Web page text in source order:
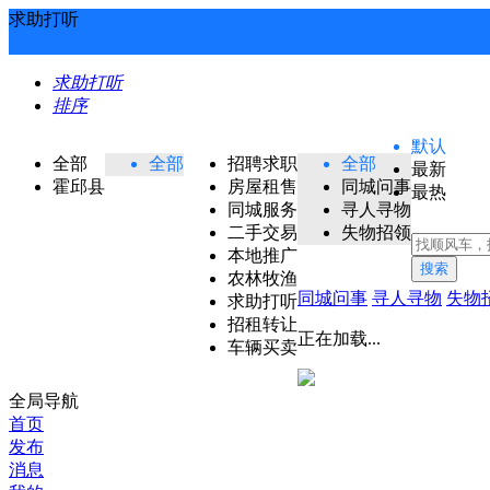
求助打听
求助打听
排序
全部
霍邱县
全部
招聘求职
房屋租售
同城服务
二手交易
本地推广
农林牧渔
求助打听
招租转让
车辆买卖
全部
同城问事
寻人寻物
失物招领
默认
最新
最热
搜索
同城问事 寻人寻物 失物
正在加载...
全局导航
首页
发布
消息